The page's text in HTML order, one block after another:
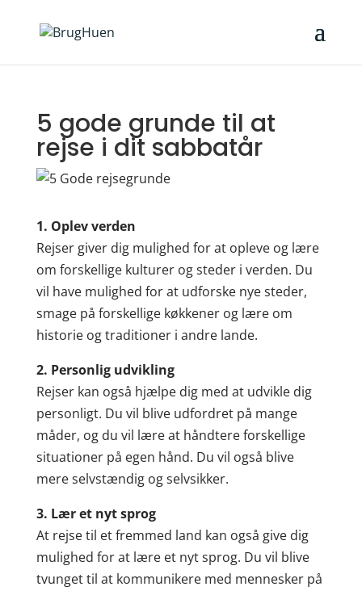
5 gode grunde til at
rejse i dit sabbatår
1. Oplev verden
Rejser giver dig mulighed for at opleve og lære
om forskellige kulturer og steder i verden. Du
vil have mulighed for at udforske nye steder,
smage på forskellige køkkener og lære om
historie og traditioner i andre lande.
2. Personlig udvikling
Rejser kan også hjælpe dig med at udvikle dig
personligt. Du vil blive udfordret på mange
måder, og du vil lære at håndtere forskellige
situationer på egen hånd. Du vil også blive
mere selvstændig og selvsikker.
3. Lær et nyt sprog
At rejse til et fremmed land kan også give dig
mulighed for at lære et nyt sprog. Du vil blive
tvunget til at kommunikere med mennesker på